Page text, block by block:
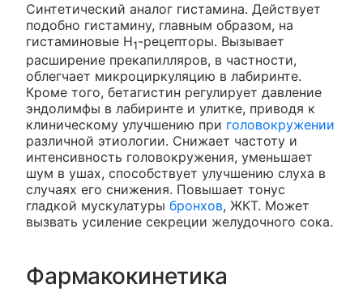
Синтетический аналог гистамина. Действует
подобно гистамину, главным образом, на
гистаминовые H1-рецепторы. Вызывает
расширение прекапилляров, в частности,
облегчает микроциркуляцию в лабиринте.
Кроме того, бетагистин регулирует давление
эндолимфы в лабиринте и улитке, приводя к
клиническому улучшению при головокружении
различной этиологии. Снижает частоту и
интенсивность головокружения, уменьшает
шум в ушах, способствует улучшению слуха в
случаях его снижения. Повышает тонус
гладкой мускулатуры бронхов, ЖКТ. Может
вызвать усиление секреции желудочного сока.
Фармакокинетика